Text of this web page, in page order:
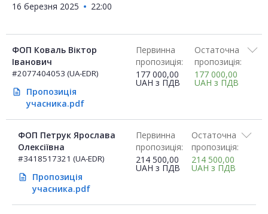
16 березня 2025
22:00
ФОП Коваль Віктор
Іванович
#2077404053 (UA-EDR)
description
Пропозиція
учасника.pdf
Первинна
пропозиція:
177 000,00
UAH з ПДВ
Остаточна
пропозиція:
177 000,00
UAH з ПДВ
ФОП Петрук Ярослава
Олексіївна
#3418517321 (UA-EDR)
description
Пропозиція
учасника.pdf
Первинна
пропозиція:
214 500,00
UAH з ПДВ
Остаточна
пропозиція:
214 500,00
UAH з ПДВ